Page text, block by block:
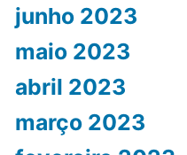
junho 2023
maio 2023
abril 2023
março 2023